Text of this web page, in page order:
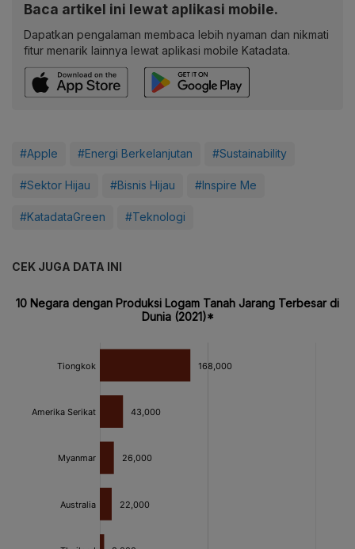
Baca artikel ini lewat aplikasi mobile.
Dapatkan pengalaman membaca lebih nyaman dan nikmati
fitur menarik lainnya lewat aplikasi mobile Katadata.
#Apple #Energi Berkelanjutan #Sustainability
#Sektor Hijau #Bisnis Hijau #Inspire Me
#KatadataGreen #Teknologi
CEK JUGA DATA INI